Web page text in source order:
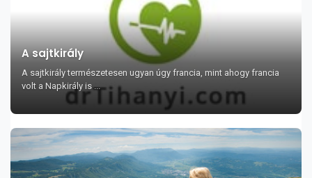
A sajtkirály
A sajtkirály természetesen ugyan úgy francia, mint ahogy francia
volt a Napkirály is ...